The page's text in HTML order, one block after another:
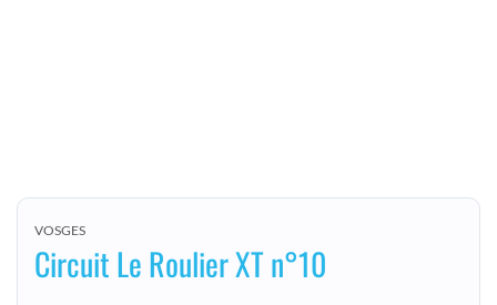
VOSGES
Circuit Le Roulier XT n°10